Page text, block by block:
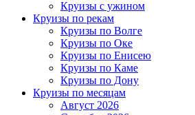
Круизы с ужином
Круизы по рекам
Круизы по Волге
Круизы по Оке
Круизы по Енисею
Круизы по Каме
Круизы по Дону
Круизы по месяцам
Август 2026